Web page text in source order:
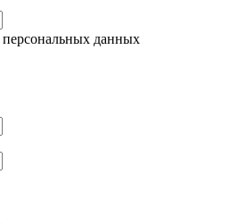
персональных данных